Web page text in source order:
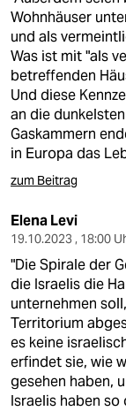
Wohnhäuser
und als
Was ist mit "als
betreffenden
Und diese
an die
Gaskammern
in Europa das
zum Beitrag
Elena Levi
19.10.2023 , 18:00
"Die Spirale der
die Israelis die
unternehmen
Territorium
es keine
erfindet sie, wie
gesehen haben,
Israelis haben